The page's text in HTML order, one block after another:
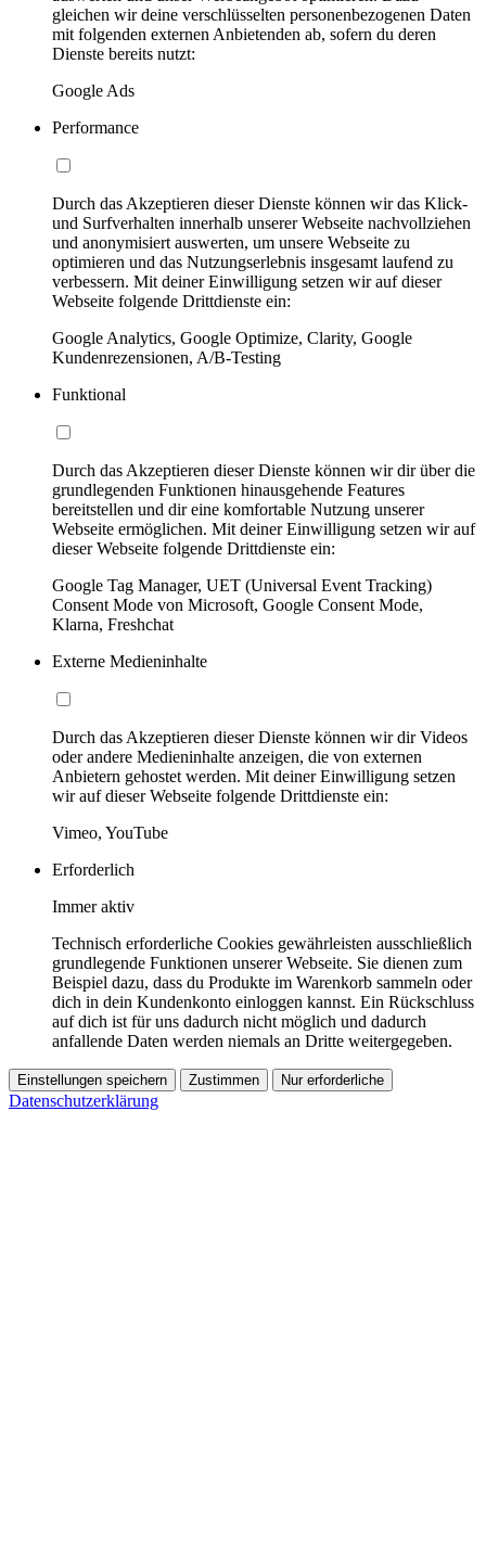
gleichen wir deine verschlüsselten personenbezogenen Daten
mit folgenden externen Anbietenden ab, sofern du deren
Dienste bereits nutzt:
Google Ads
Performance
Durch das Akzeptieren dieser Dienste können wir das Klick-
und Surfverhalten innerhalb unserer Webseite nachvollziehen
und anonymisiert auswerten, um unsere Webseite zu
optimieren und das Nutzungserlebnis insgesamt laufend zu
verbessern. Mit deiner Einwilligung setzen wir auf dieser
Webseite folgende Drittdienste ein:
Google Analytics, Google Optimize, Clarity, Google
Kundenrezensionen, A/B-Testing
Funktional
Durch das Akzeptieren dieser Dienste können wir dir über die
grundlegenden Funktionen hinausgehende Features
bereitstellen und dir eine komfortable Nutzung unserer
Webseite ermöglichen. Mit deiner Einwilligung setzen wir auf
dieser Webseite folgende Drittdienste ein:
Google Tag Manager, UET (Universal Event Tracking)
Consent Mode von Microsoft, Google Consent Mode,
Klarna, Freshchat
Externe Medieninhalte
Durch das Akzeptieren dieser Dienste können wir dir Videos
oder andere Medieninhalte anzeigen, die von externen
Anbietern gehostet werden. Mit deiner Einwilligung setzen
wir auf dieser Webseite folgende Drittdienste ein:
Vimeo, YouTube
Erforderlich
Immer aktiv
Technisch erforderliche Cookies gewährleisten ausschließlich
grundlegende Funktionen unserer Webseite. Sie dienen zum
Beispiel dazu, dass du Produkte im Warenkorb sammeln oder
dich in dein Kundenkonto einloggen kannst. Ein Rückschluss
auf dich ist für uns dadurch nicht möglich und dadurch
anfallende Daten werden niemals an Dritte weitergegeben.
Einstellungen speichern Zustimmen Nur erforderliche
Datenschutzerklärung